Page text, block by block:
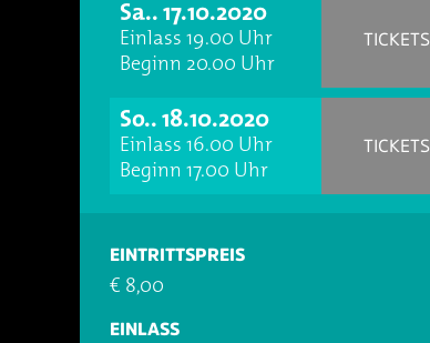
Sa.. 17.10.2020
Einlass 19.00 Uhr
Beginn 20.00 Uhr
TICKETS
So.. 18.10.2020
Einlass 16.00 Uhr
Beginn 17.00 Uhr
TICKETS
EINTRITTSPREIS
€ 8,00
EINLASS